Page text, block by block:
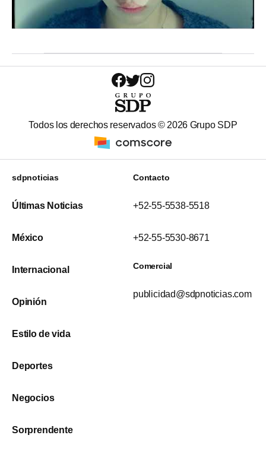
Todos los derechos reservados © 2026 Grupo SDP
sdpnoticias
Últimas Noticias
México
Internacional
Opinión
Estilo de vida
Deportes
Negocios
Sorprendente
Contacto
+52-55-5538-5518
+52-55-5530-8671
Comercial
publicidad@sdpnoticias.com